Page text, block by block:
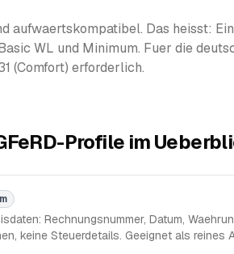
aufwaertskompatibel. Das heisst:
WL und Minimum. Fuer die
(Comfort) erforderlich.
Profile im
Rechnungsnummer, Datum,
keine Steuerdetails. Geeignet als reines